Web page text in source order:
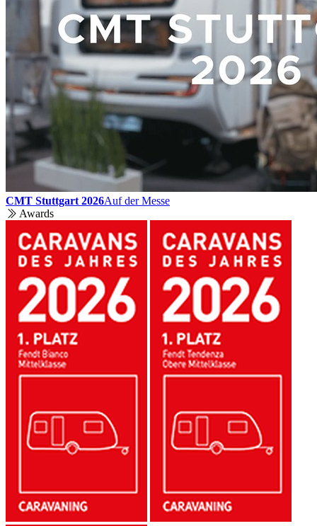
CMT Stuttgart 2026Auf der Messe
Awards